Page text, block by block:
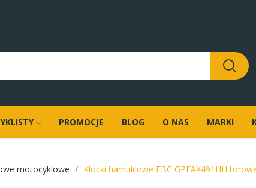
PROMOCJE BLOG O NAS MARKI
motocyklowe Klocki hamulcowe EBC GPFAX491HH